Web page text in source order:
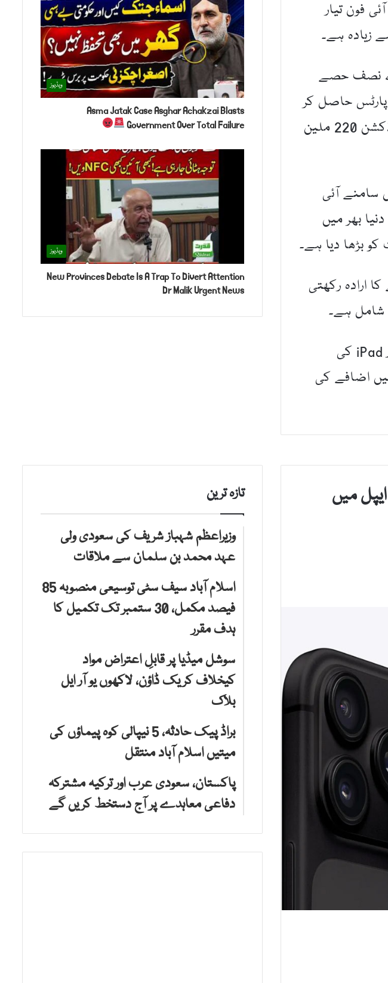
10 ملین فولڈ ایبل آئی فون تیار
سے قبل، ایپل نے 2026 کے دوسرے نصف حصے
اسمارٹ فونز کے پارٹس حاصل کر
لیے ہیں۔ امید ہے کہ رواں سال کیلیے اس کی مجموعی اسمارٹ فون پروڈکشن 220 ملین
سامنے آئی
بھر میں
بڑھا دیا ہے۔
کا ارادہ رکھتی
پروڈکٹ کا یہ منصوبہ ایپل کی جانب سے گزشتہ ہفتے اپنے MacBook اور iPad کی
اضافے کی
ویڈیوز
Asma Jatak Case Asghar Achakzai Blasts
Government Over Total Failure
ویڈیوز
New Provinces Debate Is A Trap To Divert Attention
Dr Malik Urgent News